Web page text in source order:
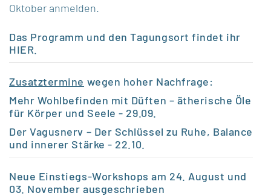
Oktober anmelden.
Das Programm und den Tagungsort findet ihr
HIER
Zusatztermine wegen hoher Nachfrage:
Mehr Wohlbefinden mit Düften – ätherische Öle
für Körper und Seele - 29.09.
Der Vagusnerv – Der Schlüssel zu Ruhe, Balance
und innerer Stärke - 22.10.
Neue Einstiegs-Workshops am 24. August und
03. November ausgeschrieben